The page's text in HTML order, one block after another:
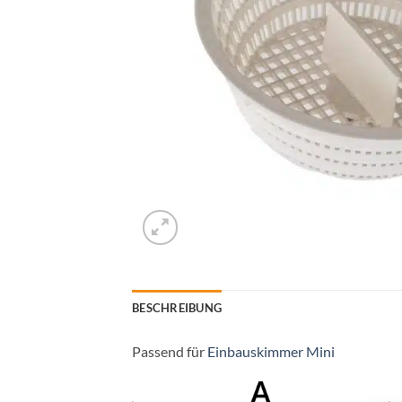
BESCHREIBUNG
Passend für Einbauskimmer Mini